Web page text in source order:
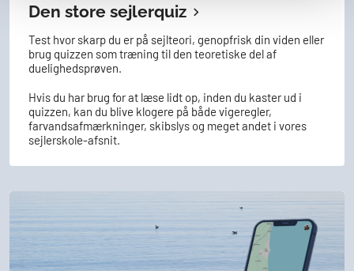
Den store sejlerquiz
Test hvor skarp du er på sejlteori, genopfrisk din viden eller
brug quizzen som træning til den teoretiske del af
duelighedsprøven.
Hvis du har brug for at læse lidt op, inden du kaster ud i
quizzen, kan du blive klogere på både vigeregler,
farvandsafmærkninger, skibslys og meget andet i vores
sejlerskole-afsnit.